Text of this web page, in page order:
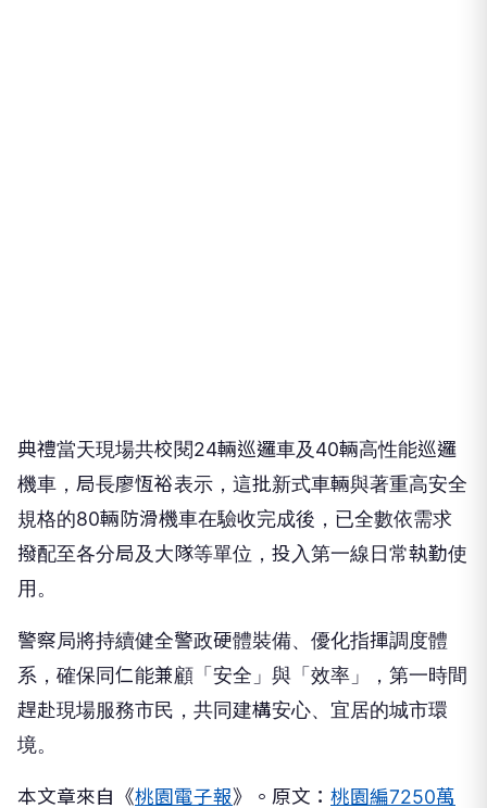
​典禮當天現場共校閱24輛巡邏車及40輛高性能巡邏
機車，局長廖恆裕表示，這批新式車輛與著重高安全
規格的80輛防滑機車在驗收完成後，已全數依需求
撥配至各分局及大隊等單位，投入第一線日常執勤使
用。​
警察局將持續健全警政硬體裝備、優化指揮調度體
系，確保同仁能兼顧「安全」與「效率」，第一時間
趕赴現場服務市民，共同建構安心、宜居的城市環
境。
本文章來自《桃園電子報》。原文： 桃園編7250萬